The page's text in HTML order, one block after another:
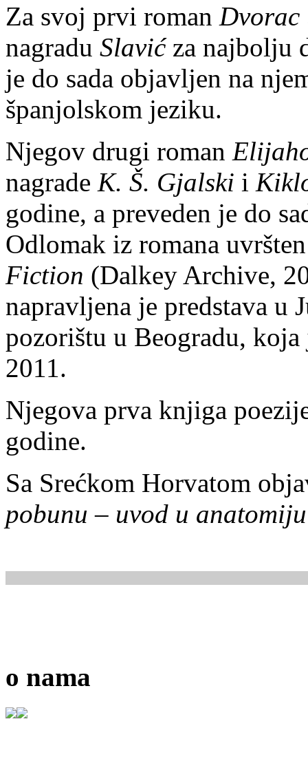
Za svoj prvi roman Dvorac
nagradu Slavićza najbolju
je do sada objavljen na
španjolskom jeziku.
Njegov drugi roman
nagrade K. Š. Gjalski i
godine, a preveden je do
Odlomak iz romana
Fiction (Dalkey Archive,
napravljena je predstava u
pozorištu u Beogradu,
2011.
Njegova prva knjiga
godine.
Sa Srećkom Horvatom
pobunu – uvod u
o nama